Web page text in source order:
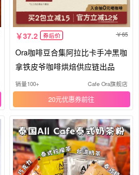
37.2 券后价 65
Ora咖啡豆合集阿拉比卡手冲黑咖
拿铁皮爷咖啡烘焙供应链出品
销量100+ Cafe Ora旗舰店
20元优惠券